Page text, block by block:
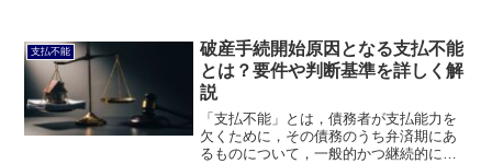
停止したことが必要となります。このペ
ージでは、支払停止の要件について説明
します。
支払不能
破産手続開始原因となる支払不能
とは？要件や判断基準を詳しく解
説
「支払不能」とは，債務者が支払能力を
欠くために，その債務のうち弁済期にあ
るものについて，一般的かつ継続的に弁